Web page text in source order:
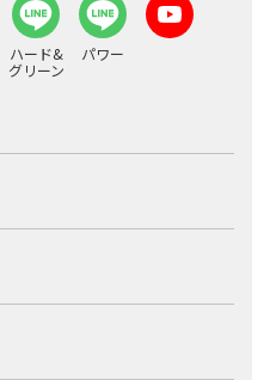
ハード&
グリーン
パワー